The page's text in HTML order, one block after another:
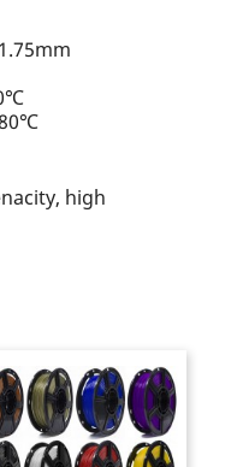
high